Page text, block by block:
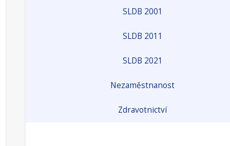
SLDB 2001
SLDB 2011
SLDB 2021
Nezaměstnanost
Zdravotnictví